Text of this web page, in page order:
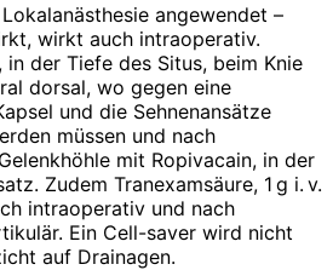
angewendet –
wirkt auch intraoperativ.
der Tiefe des Situs, beim Knie
dorsal, wo gegen eine
und die Sehnenansätze
müssen und nach
mit Ropi­vacain, in der
Zudem Tranexamsäure, 1 g i. v.
intraoperativ und nach
Ein Cell-saver wird nicht
auf Drainagen.